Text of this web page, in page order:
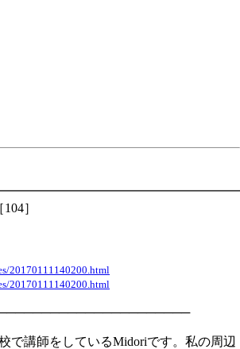
］
20170111140200.html
20170111140200.html
で講師をしているMidoriです。私の周辺